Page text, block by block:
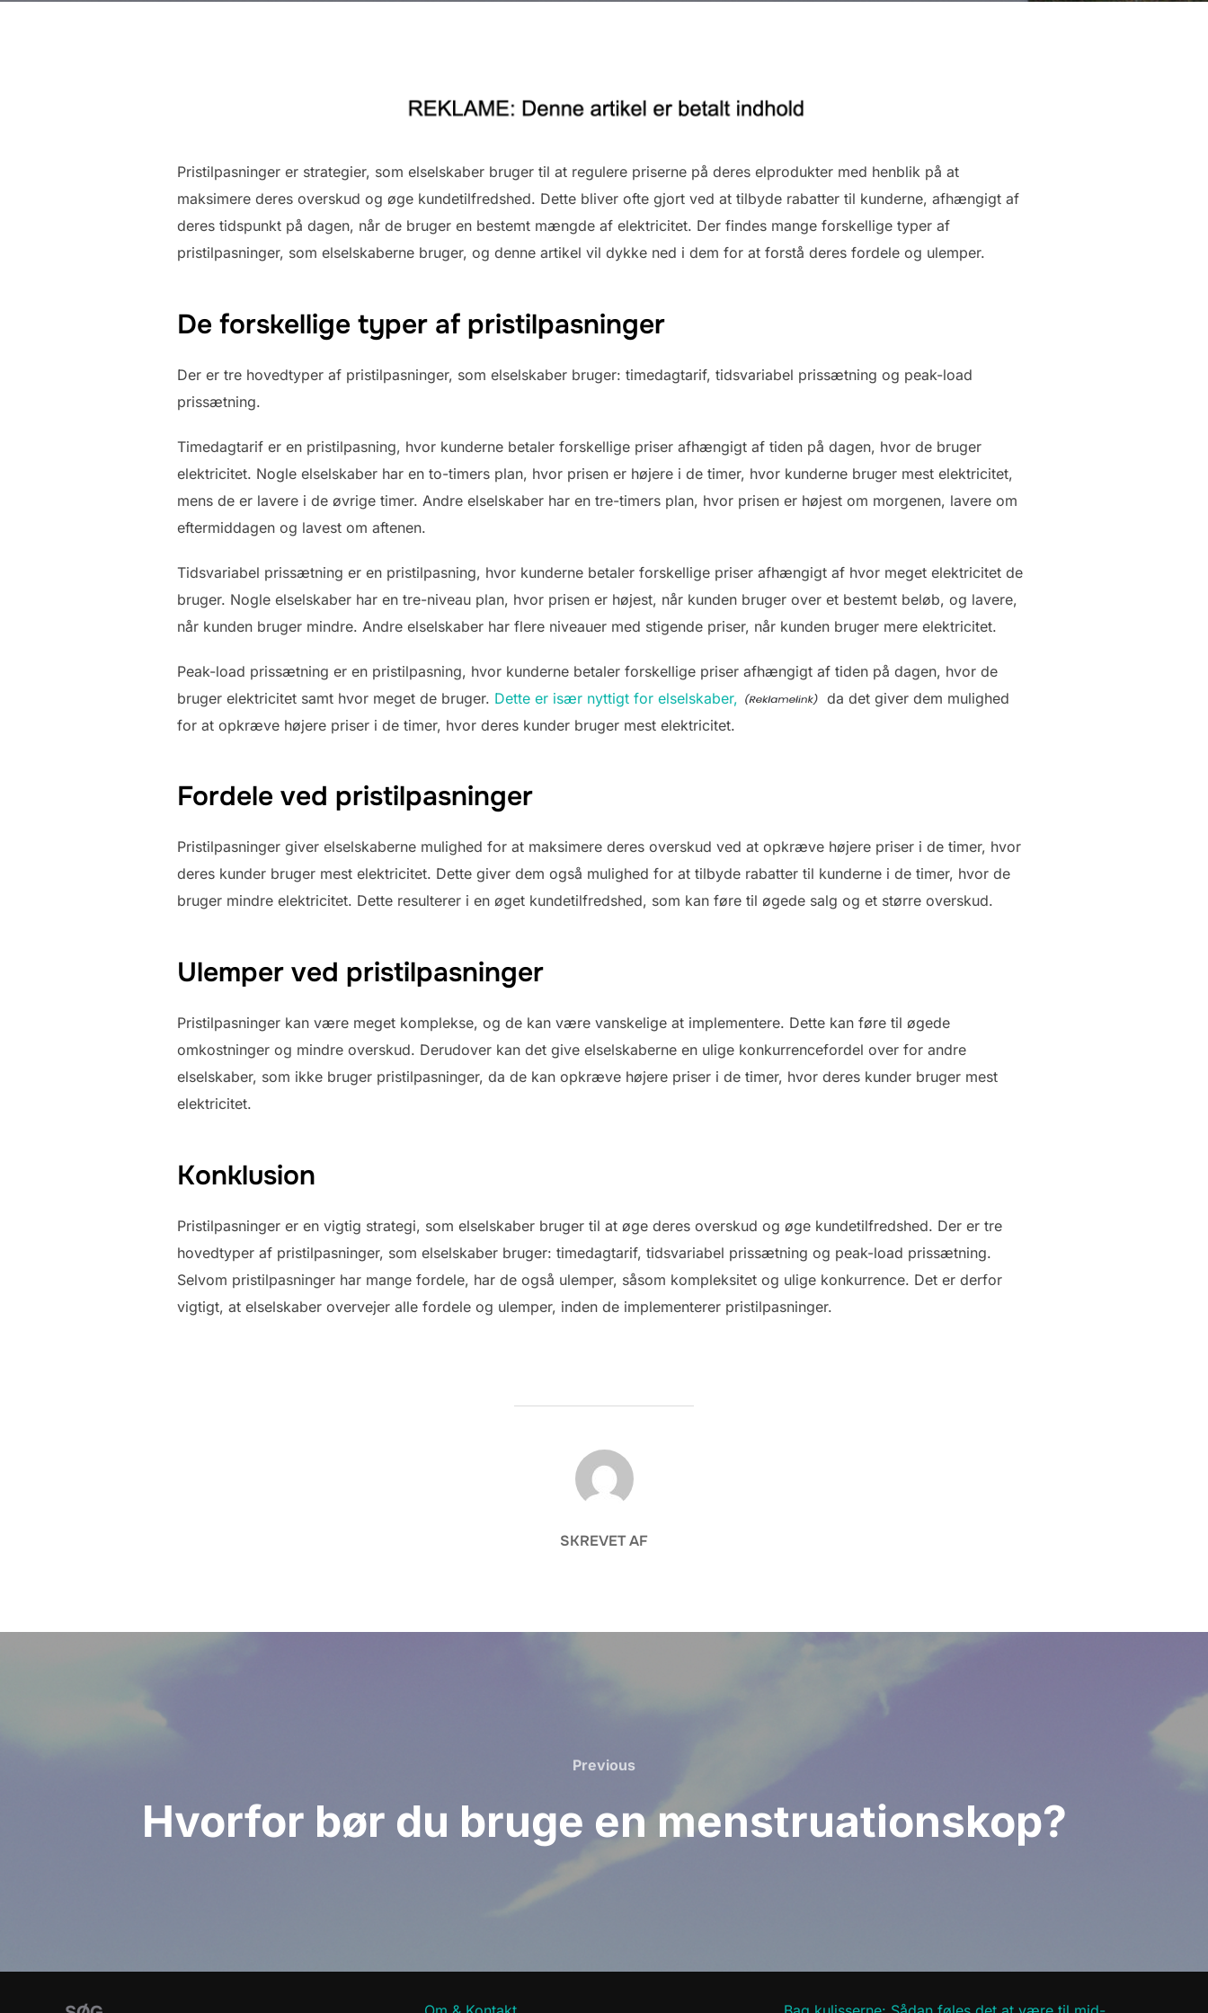
Pristilpasninger er strategier, som elselskaber bruger til at regulere priserne på deres elprodukter med henblik på at
maksimere deres overskud og øge kundetilfredshed. Dette bliver ofte gjort ved at tilbyde rabatter til kunderne, afhængigt af
deres tidspunkt på dagen, når de bruger en bestemt mængde af elektricitet. Der findes mange forskellige typer af
pristilpasninger, som elselskaberne bruger, og denne artikel vil dykke ned i dem for at forstå deres fordele og ulemper.
De forskellige typer af pristilpasninger
Der er tre hovedtyper af pristilpasninger, som elselskaber bruger: timedagtarif, tidsvariabel prissætning og peak-load
prissætning.
Timedagtarif er en pristilpasning, hvor kunderne betaler forskellige priser afhængigt af tiden på dagen, hvor de bruger
elektricitet. Nogle elselskaber har en to-timers plan, hvor prisen er højere i de timer, hvor kunderne bruger mest elektricitet,
mens de er lavere i de øvrige timer. Andre elselskaber har en tre-timers plan, hvor prisen er højest om morgenen, lavere om
eftermiddagen og lavest om aftenen.
Tidsvariabel prissætning er en pristilpasning, hvor kunderne betaler forskellige priser afhængigt af hvor meget elektricitet de
bruger. Nogle elselskaber har en tre-niveau plan, hvor prisen er højest, når kunden bruger over et bestemt beløb, og lavere,
når kunden bruger mindre. Andre elselskaber har flere niveauer med stigende priser, når kunden bruger mere elektricitet.
Peak-load prissætning er en pristilpasning, hvor kunderne betaler forskellige priser afhængigt af tiden på dagen, hvor de
bruger elektricitet samt hvor meget de bruger. Dette er især nyttigt for elselskaber,
da det giver dem mulighed
for at opkræve højere priser i de timer, hvor deres kunder bruger mest elektricitet.
Fordele ved pristilpasninger
Pristilpasninger giver elselskaberne mulighed for at maksimere deres overskud ved at opkræve højere priser i de timer, hvor
deres kunder bruger mest elektricitet. Dette giver dem også mulighed for at tilbyde rabatter til kunderne i de timer, hvor de
bruger mindre elektricitet. Dette resulterer i en øget kundetilfredshed, som kan føre til øgede salg og et større overskud.
Ulemper ved pristilpasninger
Pristilpasninger kan være meget komplekse, og de kan være vanskelige at implementere. Dette kan føre til øgede
omkostninger og mindre overskud. Derudover kan det give elselskaberne en ulige konkurrencefordel over for andre
elselskaber, som ikke bruger pristilpasninger, da de kan opkræve højere priser i de timer, hvor deres kunder bruger mest
elektricitet.
Konklusion
Pristilpasninger er en vigtig strategi, som elselskaber bruger til at øge deres overskud og øge kundetilfredshed. Der er tre
hovedtyper af pristilpasninger, som elselskaber bruger: timedagtarif, tidsvariabel prissætning og peak-load prissætning.
Selvom pristilpasninger har mange fordele, har de også ulemper, såsom kompleksitet og ulige konkurrence. Det er derfor
vigtigt, at elselskaber overvejer alle fordele og ulemper, inden de implementerer pristilpasninger.
FORFATTER
SKREVET AF
Previous
Previous
Hvorfor bør du bruge en menstruationskop?